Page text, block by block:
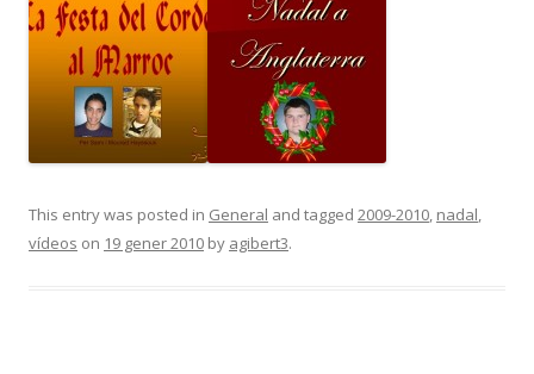
This entry was posted in General and tagged 2009-2010, nadal,
vídeos on 19 gener 2010 by agibert3.